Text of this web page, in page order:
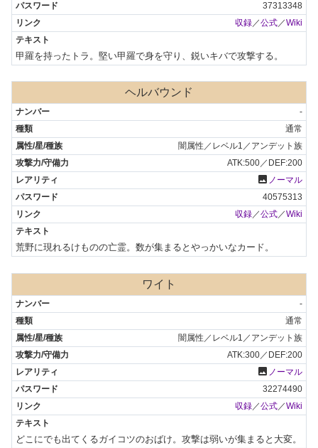
37313348
収録／公式／Wiki
甲羅を持ったトラ。堅い甲羅で身を守り、鋭いキバで攻撃する。
ヘルバウンド
-
通常
闇属性／レベル1／アンデット族
ATK:500／DEF:200
photo ノーマル
40575313
収録／公式／Wiki
荒野に現れるけものの亡霊。数が集まるとやっかいなカード。
ワイト
-
通常
闇属性／レベル1／アンデット族
ATK:300／DEF:200
photo ノーマル
32274490
収録 ／公式 ／Wiki
どこにでも出てくるガイコツのおばけ。攻撃は弱いが集まると大変。